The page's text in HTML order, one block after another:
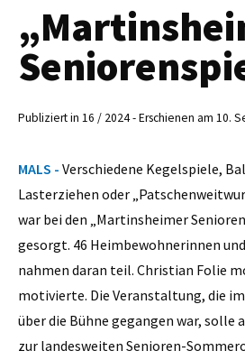
Publiziert in 16 / 2024 - Erschienen am 10.
MALS - Verschiedene Kegelspiele,
Lasterziehen oder
war bei den „Martinsheimer
gesorgt. 46 Heimbewohnerinnen
nahmen daran teil. Christian Folie
motivierte. Die Veranstaltung, die
über die Bühne gegangen war, solle
zur landesweiten Senioren-